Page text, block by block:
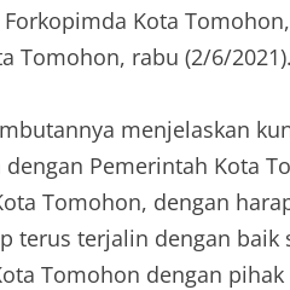
Forkopimda Kota
Tomohon, rabu (2/6/2021).
menjelaskan
Pemerintah Kota
Tomohon, dengan
terus terjalin dengan baik
Tomohon dengan